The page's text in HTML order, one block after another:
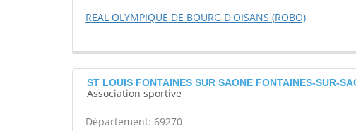
REAL OLYMPIQUE DE BOURG D'OISANS (ROBO)
ST LOUIS FONTAINES SUR SAONE FONTAINES-SUR-
Association sportive
Département: 69270